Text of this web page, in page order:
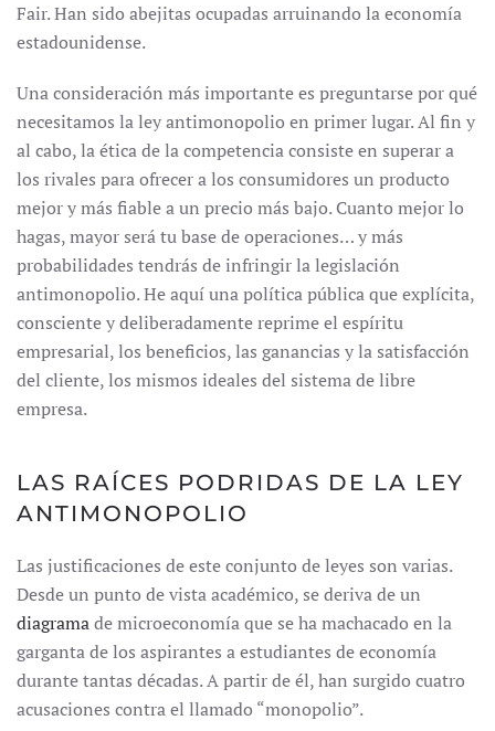
Fair. Han sido abejitas ocupadas arruinando la economía
estadounidense.
Una consideración más importante es preguntarse por qué
necesitamos la ley antimonopolio en primer lugar. Al fin y
al cabo, la ética de la competencia consiste en superar a
los rivales para ofrecer a los consumidores un producto
mejor y más fiable a un precio más bajo. Cuanto mejor lo
hagas, mayor será tu base de operaciones… y más
probabilidades tendrás de infringir la legislación
antimonopolio. He aquí una política pública que explícita,
consciente y deliberadamente reprime el espíritu
empresarial, los beneficios, las ganancias y la satisfacción
del cliente, los mismos ideales del sistema de libre
empresa.
LAS RAÍCES PODRIDAS DE LA LEY
ANTIMONOPOLIO
Las justificaciones de este conjunto de leyes son varias.
Desde un punto de vista académico, se deriva de un
diagramade microeconomía que se ha machacado en la
garganta de los aspirantes a estudiantes de economía
durante tantas décadas. A partir de él, han surgido cuatro
acusaciones contra el llamado “monopolio”.